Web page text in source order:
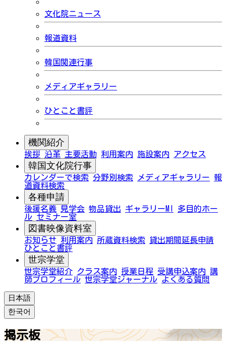
文化院ニュース
報道資料
韓国関連行事
メディアギャラリー
ひとこと書評
機関紹介
挨拶 沿革 主要活動 利用案内 施設案内 アクセス
韓国文化院行事
カレンダーで検索 分野別検索 メディアギャラリー 報
道資料検索
各種申請
後援名義 見学会 物品貸出 ギャラリーMI
多目的ホー
ル セミナー室
図書映像資料室
お知らせ 利用案内 所蔵資料検索
貸出期間延長申請
ひとこと書評
世宗学堂
世宗学堂紹介 クラス案内 授業日程 受講申込案内 講
師プロフィール 世宗学堂ジャーナル よくある質問
日本語
한국어
掲示板